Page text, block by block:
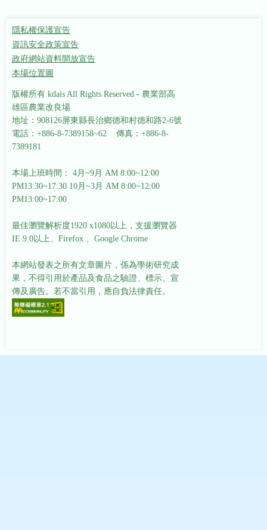
隱私權保護宣告
資訊安全政策宣告
政府網站資料開放宣告
本場位置圖
版權所有 kdais All Rights Reserved - 農業部高
雄區農業改良場
地址：908126屏東縣長治鄉德和村德和路2-6號
電話：+886-8-7389158~62 傳真：+886-8-
7389181
本場上班時間： 4月~9月 AM 8:00~12:00
PM13:30~17:30 10月~3月 AM 8:00~12:00
PM13:00~17:00
最佳瀏覽解析度1920 x1080以上，支援瀏覽器
IE 9.0以上、Firefox 、Google Chrome
本網站發表之所有文章圖片，係為學術研究成
果，不得引用於產品及食品之驗證、標示、宣
傳及廣告。若不當引用，應自負法律責任。